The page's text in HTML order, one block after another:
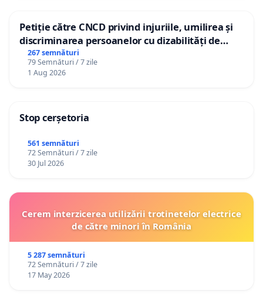
Petiție către CNCD privind injuriile, umilirea și
discriminarea persoanelor cu dizabilități de
către utilizatorul TikTok „Gorici”
267 semnături
79 Semnături / 7 zile
1 Aug 2026
Stop cerșetoria
561 semnături
72 Semnături / 7 zile
30 Jul 2026
Cerem interzicerea utilizării trotinetelor electrice
de către minori în România
5 287 semnături
72 Semnături / 7 zile
17 May 2026